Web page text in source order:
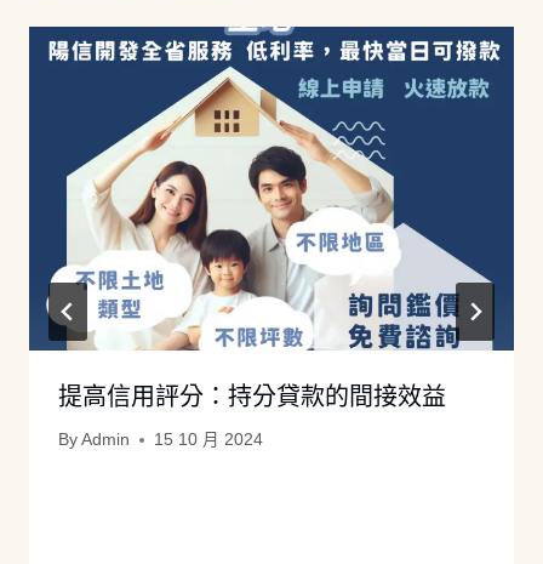
提高信用評分：持分貸款的間接效益
By Admin 15 10 月 2024